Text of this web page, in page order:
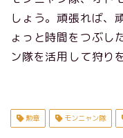
しょう。頑張れば、
ょっと時間をつぶし
ン隊を活用して狩り
勲章 モンニャン隊